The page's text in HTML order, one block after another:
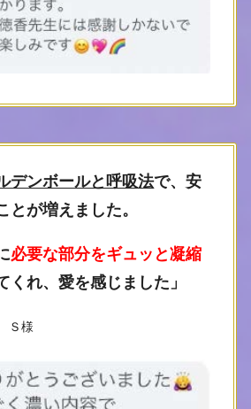
デンボールと呼吸法で、安
とが増えました。
必要な部分をギュッと凝縮
くれ、愛を感じました 」
Ｓ様